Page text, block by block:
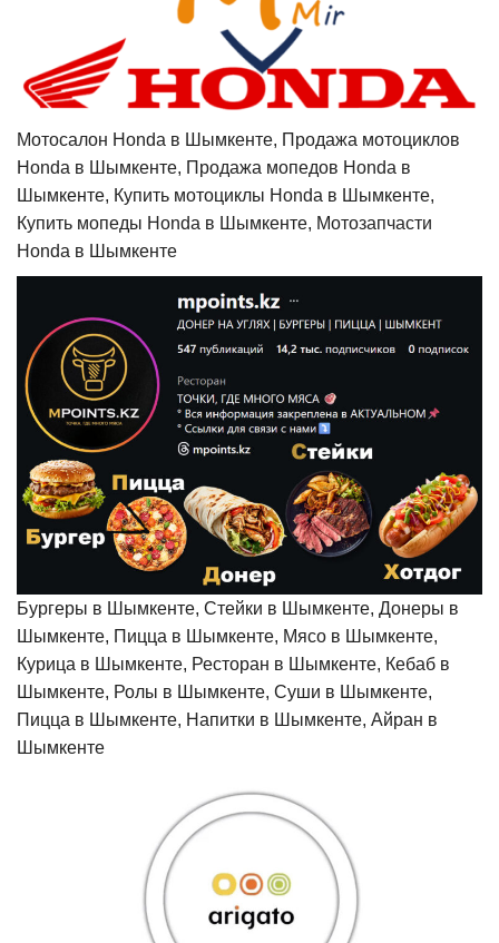
Мотосалон Honda в Шымкенте, Продажа мотоциклов
Honda в Шымкенте, Продажа мопедов Honda в
Шымкенте, Купить мотоциклы Honda в Шымкенте,
Купить мопеды Honda в Шымкенте, Мотозапчасти
Honda в Шымкенте
Бургеры в Шымкенте, Стейки в Шымкенте, Донеры в
Шымкенте, Пицца в Шымкенте, Мясо в Шымкенте,
Курица в Шымкенте, Ресторан в Шымкенте, Кебаб в
Шымкенте, Ролы в Шымкенте, Суши в Шымкенте,
Пицца в Шымкенте, Напитки в Шымкенте, Айран в
Шымкенте